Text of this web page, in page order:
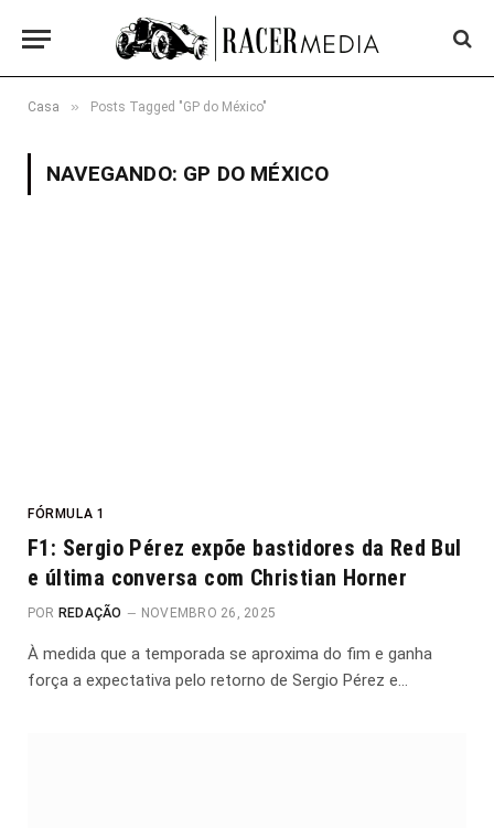
Casa » Posts Tagged "GP do México"
NAVEGANDO: GP DO MÉXICO
FÓRMULA 1
F1: Sergio Pérez expõe bastidores da Red Bul
e última conversa com Christian Horner
POR REDAÇÃO NOVEMBRO 26, 2025
À medida que a temporada se aproxima do fim e ganha
força a expectativa pelo retorno de Sergio Pérez e…